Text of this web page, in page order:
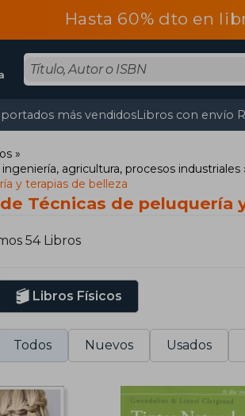
Hasta 60% dto en
más vendidosLibros con envío
agricultura, procesos industriales
y terapias de belleza
Técnicas de peluquería
54 Libros
Libros Físicos
Todos Nuevos Usados